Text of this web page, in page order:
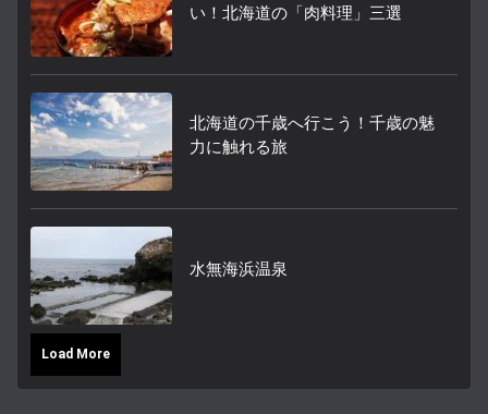
い！北海道の「肉料理」三選
北海道の千歳へ行こう！千歳の魅
力に触れる旅
水無海浜温泉
Load More